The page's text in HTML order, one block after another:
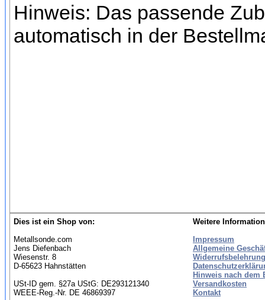
Hinweis: Das passende
automatisch in der
Dies ist ein Shop von:
Metallsonde.com
Jens Diefenbach
Wiesenstr. 8
D-65623 Hahnstätten
USt-ID gem. §27a UStG: DE293121340
WEEE-Reg.-Nr. DE 46869397
Weitere
Impressum
Allgemeine
Hinweis nach dem
Versandkosten
Kontakt